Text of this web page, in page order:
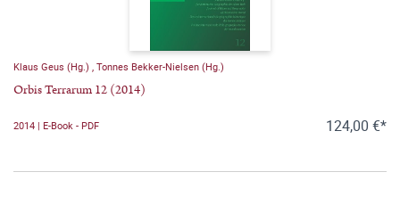
Klaus Geus (Hg.) Tonnes Bekker-Nielsen (Hg.)
Orbis Terrarum 12 (2014)
2014 | E-Book - PDF 124,00 €*